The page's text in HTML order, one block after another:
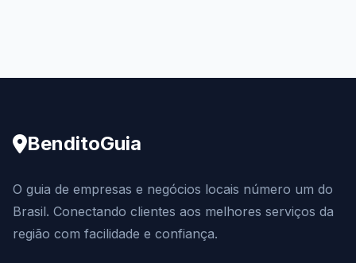
BenditoGuia
O guia de empresas e negócios locais número um do
Brasil. Conectando clientes aos melhores serviços da
região com facilidade e confiança.